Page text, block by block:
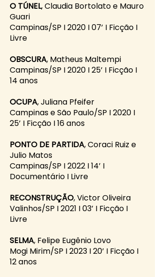
O TÚNEL, Claudia Bortolato e Mauro
Guari
Campinas/SP I 2020 I 07’ I Ficção I
Livre
OBSCURA, Matheus Maltempi
Campinas/SP I 2020 I 25’ I Ficção I
14 anos
OCUPA, Juliana Pfeifer
Campinas e São Paulo/SP I 2020 I
25’ I Ficção I 16 anos
PONTO DE PARTIDA, Coraci Ruiz e
Julio Matos
Campinas/SP I 2022 I 14’ I
Documentário I Livre
RECONSTRUÇÃO, Victor Oliveira
Valinhos/SP I 2021 I 03’ I Ficção I
Livre
SELMA, Felipe Eugênio Lovo
Mogi Mirim/SP I 2023 I 20’ I Ficção I
12 anos